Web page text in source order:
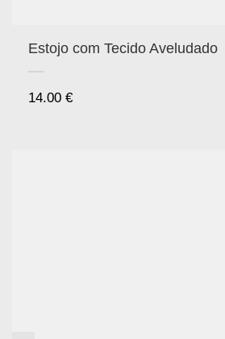
Estojo com Tecido Aveludado
14.00 €